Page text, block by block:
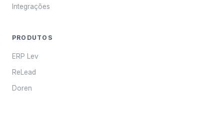
Integrações
PRODUTOS
ERP Lev
ReLead
Doren